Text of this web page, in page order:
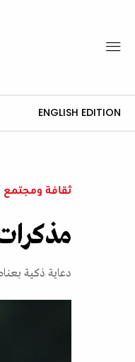
ENGLISH EDITION
ثقافة ومجتمع
دعاية ذكية